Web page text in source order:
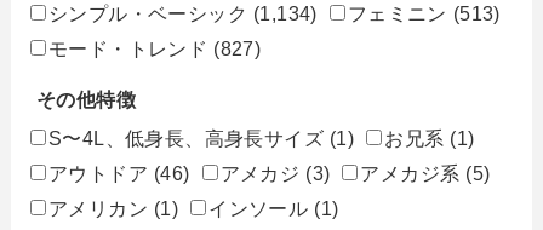
シンプル・ベーシック (1,134) フェミニン (513)
モード・トレンド (827)
その他特徴
S〜4L、低身長、高身長サイズ (1) お兄系 (1)
アウトドア (46) アメカジ (3) アメカジ系 (5)
アメリカン (1) インソール (1)